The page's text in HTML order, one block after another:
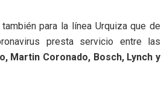
para la línea Urquiza que de
presta servicio entre las
Martin Coronado, Bosch, Lynch y